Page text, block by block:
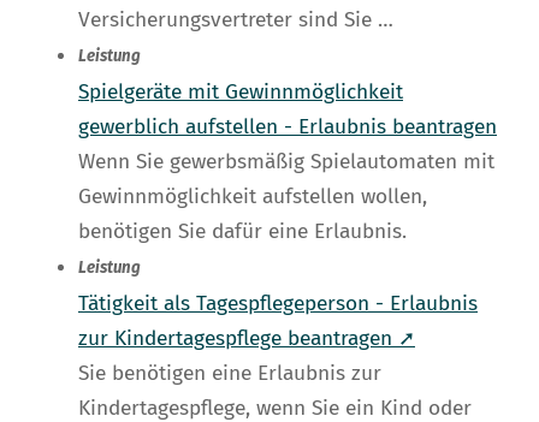
Versicherungsvertreter sind Sie …
Leistung
Spielgeräte mit Gewinnmöglichkeit
gewerblich aufstellen - Erlaubnis beantragen
Wenn Sie gewerbsmäßig Spielautomaten mit
Gewinnmöglichkeit aufstellen wollen,
benötigen Sie dafür eine Erlaubnis.
Leistung
Tätigkeit als Tagespflegeperson - Erlaubnis
zur Kindertagespflege beantragen ➚
Sie benötigen eine Erlaubnis zur
Kindertagespflege, wenn Sie ein Kind oder